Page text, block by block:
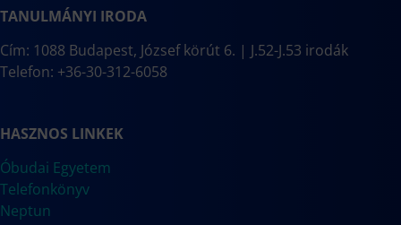
TANULMÁNYI IRODA
Cím: 1088 Budapest, József körút 6. | J.52-J.53 irodák
Telefon: +36-30-312-6058
HASZNOS LINKEK
Óbudai Egyetem
Telefonkönyv
Neptun